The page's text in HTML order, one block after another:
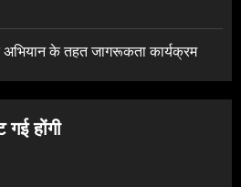
के तहत जागरूकता कार्यक्रम
होंगी